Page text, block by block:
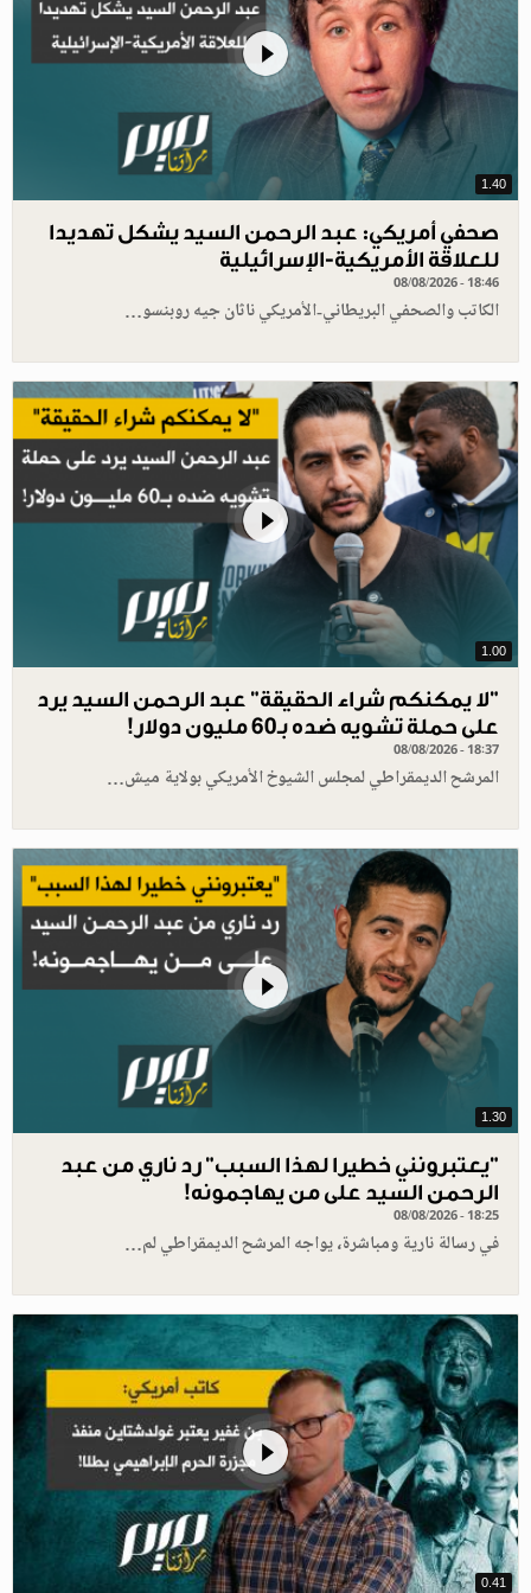
1.40
صحفي أمريكي: عبد الرحمن السيد يشكل تهديدا
للعلاقة الأمريكية-الإسرائيلية
08/08/2026 - 18:46
الكاتب والصحفي البريطاني-الأمريكي ناثان جيه روبنسو…
1.00
"لا يمكنكم شراء الحقيقة" عبد الرحمن السيد يرد
على حملة تشويه ضده بـ60 مليون دولار!
08/08/2026 - 18:37
المرشح الديمقراطي لمجلس الشيوخ الأمريكي بولاية ميش…
1.30
"يعتبرونني خطيرا لهذا السبب" رد ناري من عبد
الرحمن السيد على من يهاجمونه!
08/08/2026 - 18:25
في رسالة نارية ومباشرة، يواجه المرشح الديمقراطي لم…
0.41